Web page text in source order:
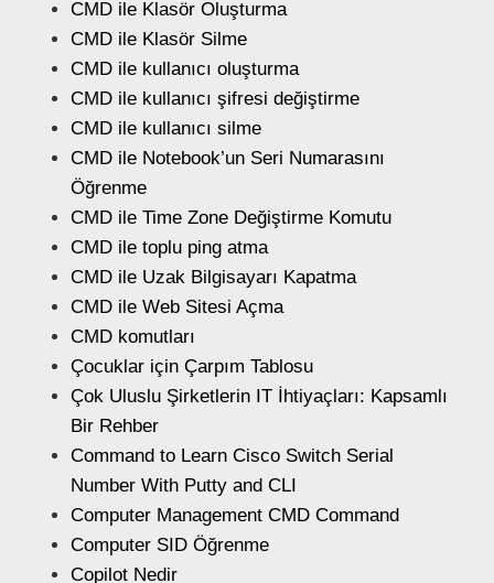
CMD ile Klasör Oluşturma
CMD ile Klasör Silme
CMD ile kullanıcı oluşturma
CMD ile kullanıcı şifresi değiştirme
CMD ile kullanıcı silme
CMD ile Notebook’un Seri Numarasını
Öğrenme
CMD ile Time Zone Değiştirme Komutu
CMD ile toplu ping atma
CMD ile Uzak Bilgisayarı Kapatma
CMD ile Web Sitesi Açma
CMD komutları
Çocuklar için Çarpım Tablosu
Çok Uluslu Şirketlerin IT İhtiyaçları: Kapsamlı
Bir Rehber
Command to Learn Cisco Switch Serial
Number With Putty and CLI
Computer Management CMD Command
Computer SID Öğrenme
Copilot Nedir